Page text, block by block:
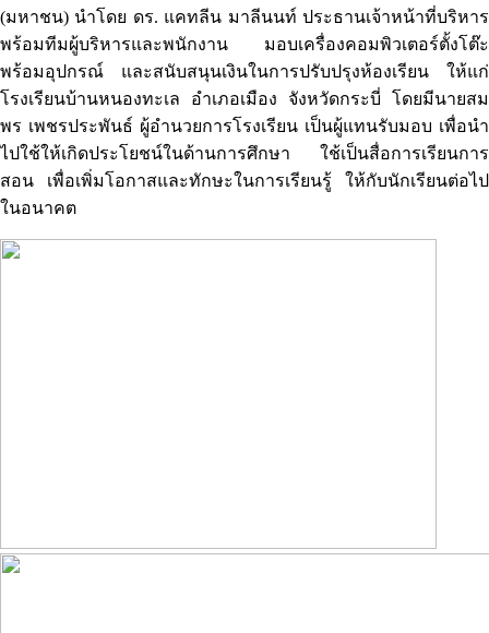
(มหาชน) นำโดย ดร. แคทลีน มาลีนนท์ ประธานเจ้าหน้าที่บริหาร
พร้อมทีมผู้บริหารและพนักงาน มอบเครื่องคอมพิวเตอร์ตั้งโต๊ะ
พร้อมอุปกรณ์ และสนับสนุนเงินในการปรับปรุงห้องเรียน ให้แก่
โรงเรียนบ้านหนองทะเล อำเภอเมือง จังหวัดกระบี่ โดยมีนายสม
พร เพชรประพันธ์ ผู้อำนวยการโรงเรียน เป็นผู้แทนรับมอบ เพื่อนำ
ไปใช้ให้เกิดประโยชน์ในด้านการศึกษา ใช้เป็นสื่อการเรียนการ
สอน เพื่อเพิ่มโอกาสและทักษะในการเรียนรู้ ให้กับนักเรียนต่อไป
ในอนาคต